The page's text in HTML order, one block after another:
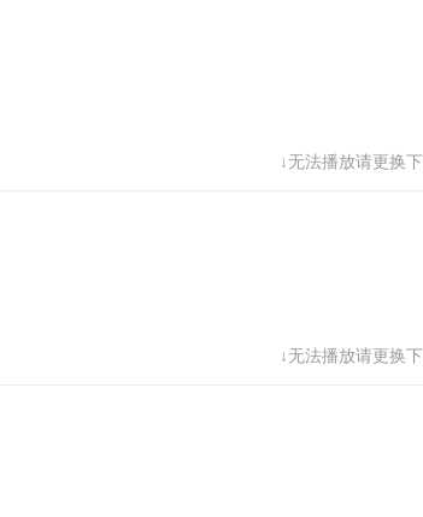
↓无法播放请更换
↓无法播放请更换